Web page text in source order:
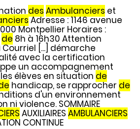
des Ambulanciers et
Adresse : 1146 avenue
Montpellier Horaires :
de 8h à 16h30 Attention
[...] démarche
avec la certification
un accompagnement
élèves en situation de
handicap, se rapprocher de
d'un environnement
violence. SOMMAIRE
AUXILIAIRES AMBULANCIERS
CONTINUE